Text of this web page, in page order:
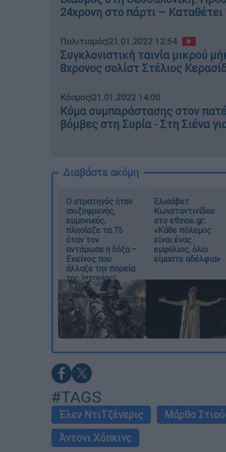
24χρονη στο πάρτι –
Πολιτισμός|21.01.2022 12:54
Συγκλονιστική ταινία μικρού
8χρονος σολίστ Στέλιος
Κόσμος|21.01.2022 14:00
Κύμα συμπαράστασης στον
βόμβες στη Συρία - Στη Σιένα
Διαβάστε ακόμη
O στρατηγός ήταν
σχιζοφρενής,
εμμονικός,
πλησίαζε τα 75
όταν τον
αντάμωσε η δόξα –
Εκείνος που
άλλαξε την πορεία
της Ιστορίας!
Ελισάβετ
Κωνσταντινίδου
στο ethnos.gr:
«Κάθε πόλεμος
είναι ένας
εμφύλιος, όλοι
είμαστε αδέλφια»
#TAGS
Έλεν ΝτιΤζένερις Μάρθα
Άντονι Χόπκινς